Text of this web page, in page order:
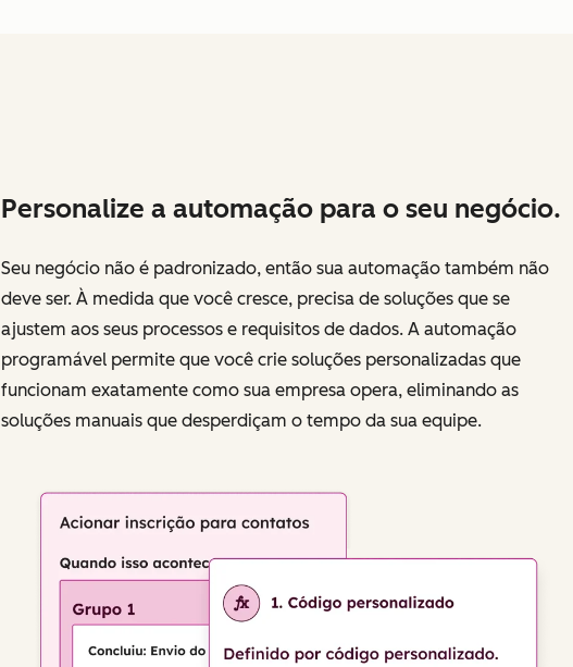
Personalize a automação para o seu negócio.
Seu negócio não é padronizado, então sua automação também não
deve ser. À medida que você cresce, precisa de soluções que se
ajustem aos seus processos e requisitos de dados. A automação
programável permite que você crie soluções personalizadas que
funcionam exatamente como sua empresa opera, eliminando as
soluções manuais que desperdiçam o tempo da sua equipe.